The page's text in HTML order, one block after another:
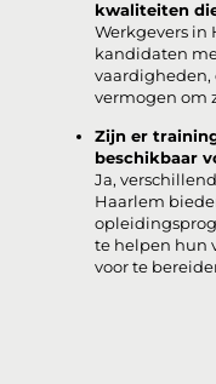
kwaliteiten
Werkgevers in
kandidaten
vaardigheden,
vermogen om
Zijn er
beschikbaar
Ja,
Haarlem
te helpen hun
voor te